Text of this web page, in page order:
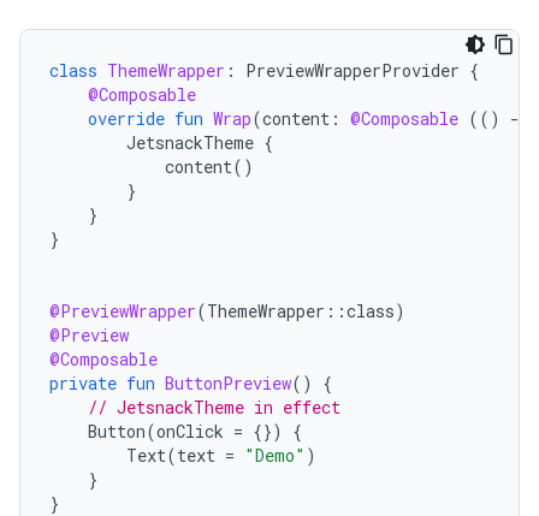
class ThemeWrapper : PreviewWrapperProvider {
@Composable
override fun Wrap(content : @Composable (() -
JetsnackTheme {
content()
}
}
}
@PreviewWrapper(ThemeWrapper ::class)
@Preview
@Composable
private fun ButtonPreview()
{
// JetsnackTheme in effect
Button(onClick = {})
{
Text(text = "Demo" )
}
}